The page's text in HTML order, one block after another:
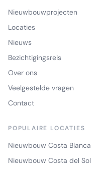
Nieuwbouwprojecten
Locaties
Nieuws
Bezichtigingsreis
Over ons
Veelgestelde vragen
Contact
POPULAIRE LOCATIES
Nieuwbouw Costa Blanca
Nieuwbouw Costa del Sol